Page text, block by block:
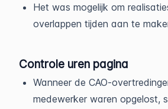
Het was mogelijk om
overlappen tijden aan te
Controle uren pagina
Wanneer de CAO-
medewerker waren opgelost,